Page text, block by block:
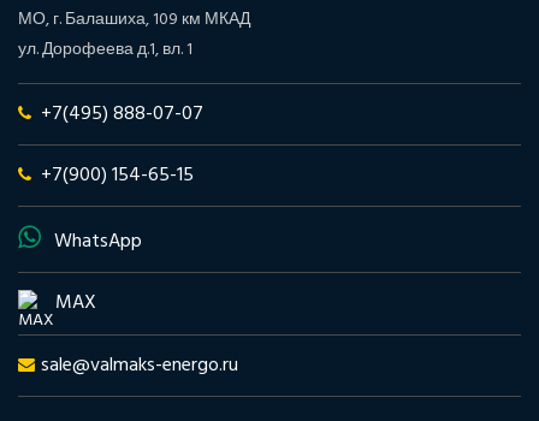
МО, г. Балашиха, 109 км МКАД
ул. Дорофеева д.1, вл. 1
+7(495) 888-07-07
+7(900) 154-65-15
WhatsApp
MAX
sale@valmaks-energo.ru